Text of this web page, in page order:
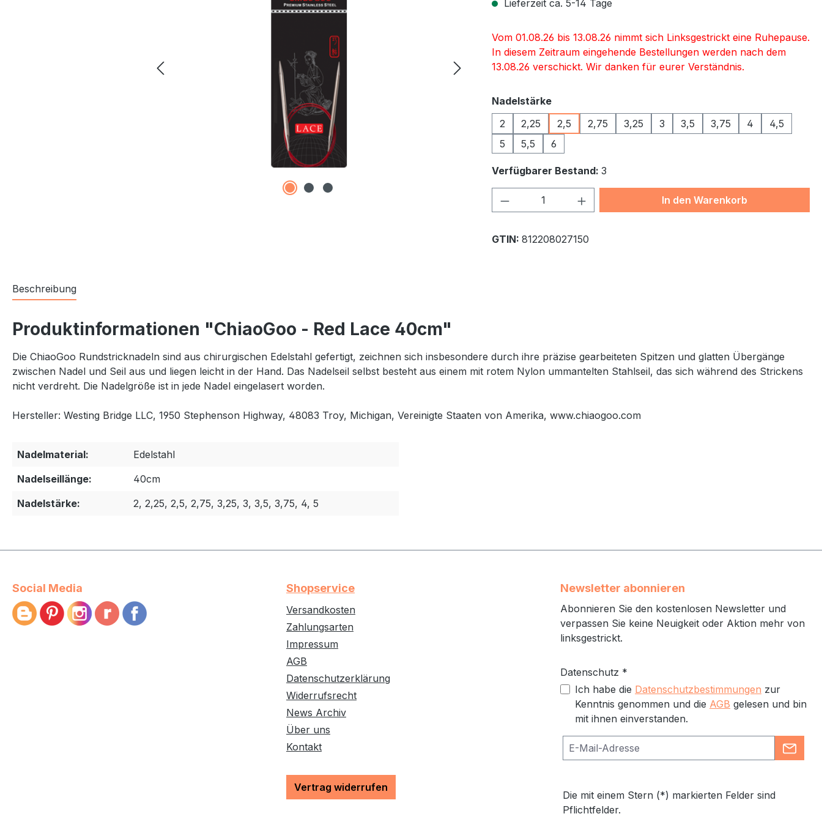
Lieferzeit ca. 5-14 Tage
Vom 01.08.26 bis 13.08.26 nimmt sich Linksgestrickt eine Ruhepause.
In diesem Zeitraum eingehende Bestellungen werden nach dem
13.08.26 verschickt. Wir danken für eurer Verständnis.
Nadelstärkeauswählen
2
2,25 2,5 2,75 3,25 3 3,5 3,75 4
4,5
5
5,5 6
Verfügbarer Bestand: 3
Produkt Anzahl: Gib den gewünschten Wert
In den Warenkorb
GTIN: 812208027150
Beschreibung
Produktinformationen "ChiaoGoo - Red Lace 40cm"
Die ChiaoGoo Rundstricknadeln sind aus chirurgischen Edelstahl gefertigt, zeichnen sich insbesondere durch ihre präzise gearbeiteten Spitzen und glatten Übergänge
zwischen Nadel und Seil aus und liegen leicht in der Hand. Das Nadelseil selbst besteht aus einem mit rotem Nylon ummantelten Stahlseil, das sich während des Strickens
nicht verdreht. Die Nadelgröße ist in jede Nadel eingelasert worden.
Hersteller: Westing Bridge LLC, 1950 Stephenson Highway, 48083 Troy, Michigan, Vereinigte Staaten von Amerika, www.chiaogoo.com
Nadelmaterial:
Edelstahl
Nadelseillänge:
40cm
Nadelstärke:
2, 2,25, 2,5, 2,75, 3,25, 3, 3,5, 3,75, 4, 5
Social Media Shopservice
Versandkosten
Zahlungsarten
Impressum
AGB
Datenschutzerklärung
Widerrufsrecht
News Archiv
Über uns
Kontakt
Vertrag widerrufen
Newsletter abonnieren
Abonnieren Sie den kostenlosen Newsletter und
verpassen Sie keine Neuigkeit oder Aktion mehr von
linksgestrickt.
Datenschutz *
Ich habe die Datenschutzbestimmungen zur
Kenntnis genommen und die AGB gelesen und bin
mit ihnen einverstanden.
Die mit einem Stern (*) markierten Felder sind
Pflichtfelder.